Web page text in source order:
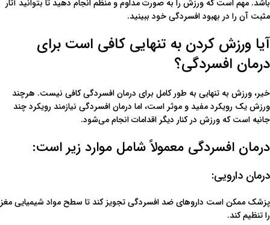
باشد. مهم است که ورزش را به صورت مداوم و منظم انجام دهید تا بتوانید آثار
مثبت آن را در بهبود افسردگی خود ببینید.
آیا ورزش کردن به تنهایی کافی است برای
درمان افسردگی؟
خیر، ورزش به تنهایی به طور کامل برای درمان افسردگی کافی نیست. هرچند
ورزش یک رویکرد مفید و موثر است، اما درمان افسردگی نیازمند رویکرد چند
جانبه است که ورزش در کنار دیگر اقدامات انجام می‌شود.
درمان افسردگی معمولاً شامل موارد زیر است:
درمان دارویی:
پزشک ممکن است داروهای ضد افسردگی تجویز کند تا سطح مواد شیمیایی مغز
را تنظیم کند.